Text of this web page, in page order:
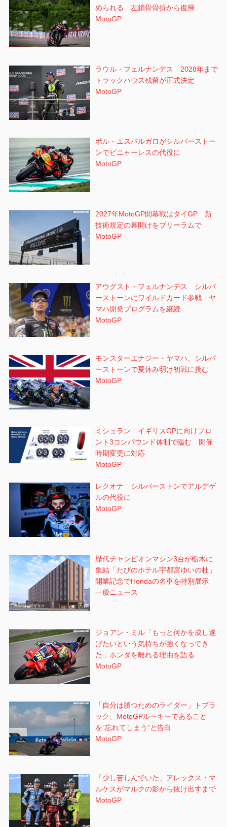
められる 左鎖骨骨折から復帰
MotoGP
ラウル・フェルナンデス 2028年まで
トラックハウス残留が正式決定
MotoGP
ポル・エスパルガロがシルバーストー
ンでビニャーレスの代役に
MotoGP
2027年MotoGP開幕戦はタイGP 新
技術規定の幕開けをブリーラムで
MotoGP
アウグスト・フェルナンデス シルバ
ーストーンにワイルドカード参戦 ヤ
マハ開発プログラムを継続
MotoGP
モンスターエナジー・ヤマハ、シルバ
ーストーンで夏休み明け初戦に挑む
MotoGP
ミシュラン イギリスGPに向けフロ
ント3コンパウンド体制で臨む 開催
時期変更に対応
MotoGP
レクオナ シルバーストンでアルデゲ
ルの代役に
MotoGP
歴代チャンピオンマシン3台が栃木に
集結「たびのホテル宇都宮ゆいの杜」
開業記念でHondaの名車を特別展示
一般ニュース
ジョアン・ミル「もっと何かを成し遂
げたいという気持ちが強くなってき
た」ホンダを離れる理由を語る
MotoGP
「自分は勝つためのライダー」トプラ
ック、MotoGPルーキーであること
を”忘れてしまう”と告白
MotoGP
「少し苦しんでいた」アレックス・マ
ルケスがマルクの影から抜け出すまで
MotoGP